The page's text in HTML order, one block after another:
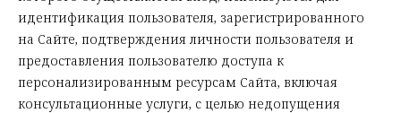
идентификация пользователя, зарегистрированного
на Сайте, подтверждения личности пользователя и
предоставления пользователю доступа к
персонализированным ресурсам Сайта, включая
консультационные услуги, с целью недопущения